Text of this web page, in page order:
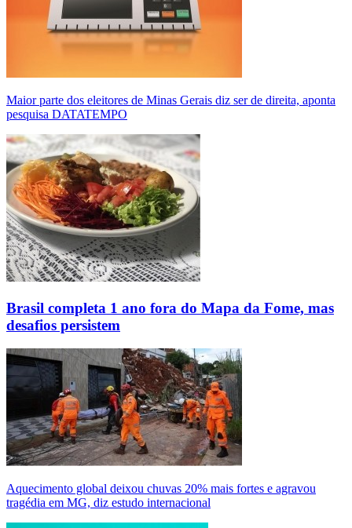
Maior parte dos eleitores de Minas Gerais diz ser de direita, aponta
pesquisa DATATEMPO
Brasil completa 1 ano fora do Mapa da Fome, mas
desafios persistem
Aquecimento global deixou chuvas 20% mais fortes e agravou
tragédia em MG, diz estudo internacional